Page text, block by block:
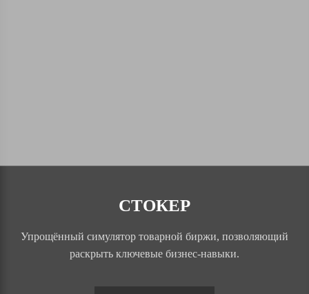
СТОКЕР
Упрощённый симулятор товарной биржи, позволяющий
раскрыть ключевые бизнес-навыки.